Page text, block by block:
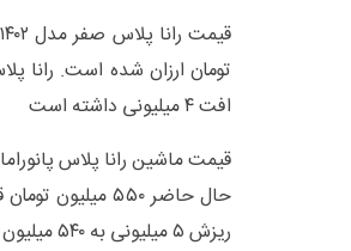
افت ۴ میلیونی داشته است
ریزش ۵ میلیونی به ۵۴۰ میلیون تومان رسید.